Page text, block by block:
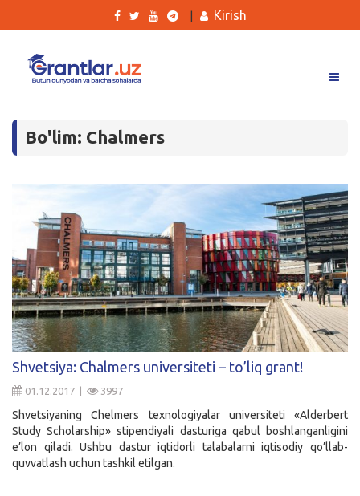
Tanlovlar
Kurslar
Blog
Yana
Qidirish
Kirish
Bo'lim: Chalmers
Shvetsiya: Chalmers universiteti – to’liq grant!
01.12.2017 | 3997
Shvetsiyaning Chelmers texnologiyalar universiteti «Alderbert
Study Scholarship» stipendiyali dasturiga qabul boshlanganligini
e’lon qiladi. Ushbu dastur iqtidorli talabalarni iqtisodiy qo’llab-
quvvatlash uchun tashkil etilgan.